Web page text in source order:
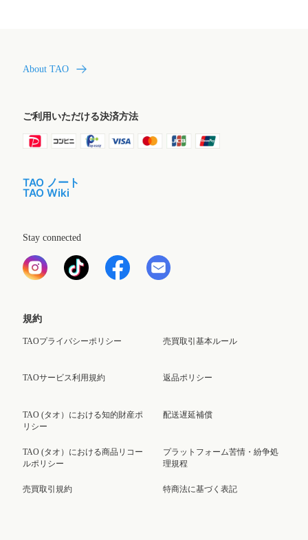
About TAO
ご利用いただける決済方法
TAO ノート
TAO Wiki
Stay connected
規約
TAOプライバシーポリシー
TAOサービス利用規約
TAO (タオ）における知的財産ポ
リシー
TAO (タオ）における商品リコー
ルポリシー
売買取引規約
売買取引基本ルール
返品ポリシー
配送遅延補償
プラットフォーム苦情・紛争処
理規程
特商法に基づく表記